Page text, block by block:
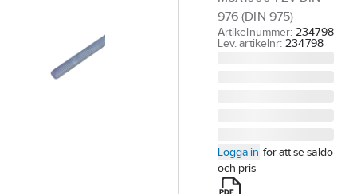
976 (DIN 975)
Artikelnummer: 234798
Lev. artikelnr: 234798
Logga in för att se saldo
och pris